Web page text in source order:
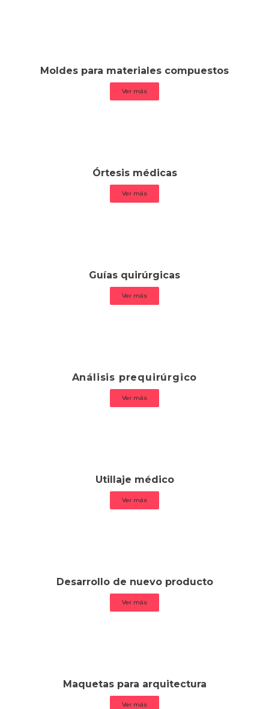
Moldes para materiales compuestos
Ver más
Órtesis médicas
Ver más
Guías quirúrgicas
Ver más
Análisis prequirúrgico
Ver más
Utillaje médico
Ver más
Desarrollo de nuevo producto
Ver más
Maquetas para arquitectura
Ver más